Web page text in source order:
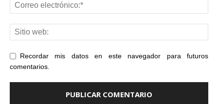
Recordar mis datos en este navegador para futuros
comentarios.